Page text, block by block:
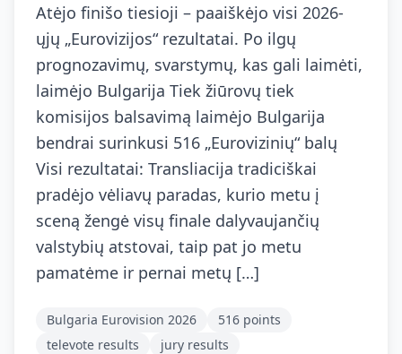
Atėjo finišo tiesioji – paaiškėjo visi 2026-
ųjų „Eurovizijos“ rezultatai. Po ilgų
prognozavimų, svarstymų, kas gali laimėti,
laimėjo Bulgarija Tiek žiūrovų tiek
komisijos balsavimą laimėjo Bulgarija
bendrai surinkusi 516 „Eurovizinių“ balų
Visi rezultatai: Transliacija tradiciškai
pradėjo vėliavų paradas, kurio metu į
sceną žengė visų finale dalyvaujančių
valstybių atstovai, taip pat jo metu
pamatėme ir pernai metų […]
Bulgaria Eurovision 2026
516 points
televote results
jury results